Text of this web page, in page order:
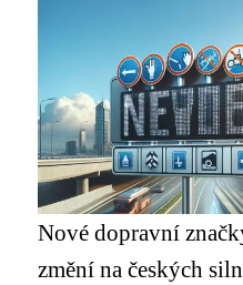
Nové dopravní
změní na českých